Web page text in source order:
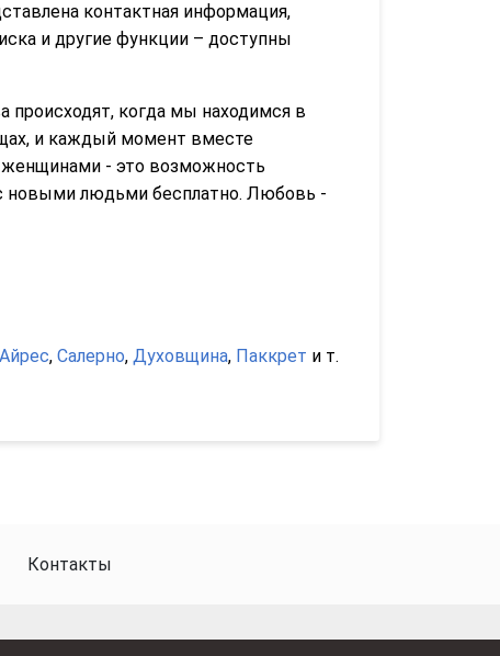
контактная информация,
и другие функции – доступны
происходят, когда мы находимся в
и каждый момент вместе
- это возможность
новыми людьми бесплатно. Любовь -
, Салерно, Духовщина, Паккрет и т.
Контакты